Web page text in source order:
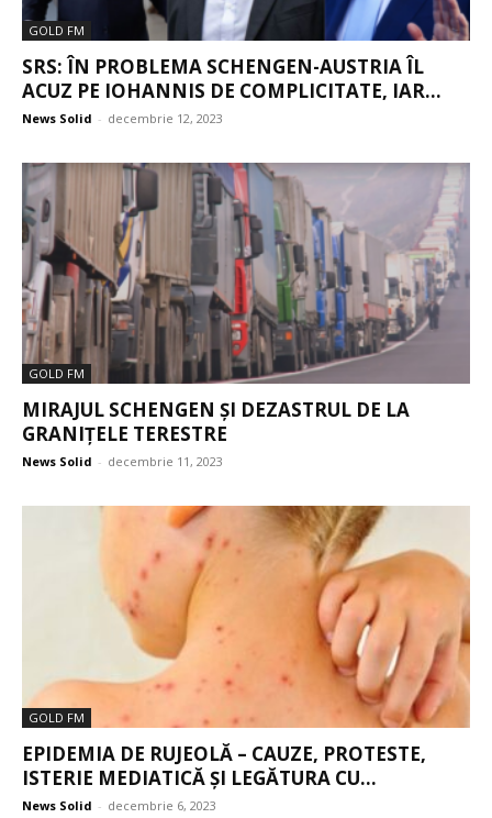
GOLD FM
SRS: ÎN PROBLEMA SCHENGEN-AUSTRIA ÎL
ACUZ PE IOHANNIS DE COMPLICITATE, IAR...
News Solid - decembrie 12, 2023
GOLD FM
MIRAJUL SCHENGEN ȘI DEZASTRUL DE LA
GRANIȚELE TERESTRE
News Solid - decembrie 11, 2023
GOLD FM
EPIDEMIA DE RUJEOLĂ – CAUZE, PROTESTE,
ISTERIE MEDIATICĂ ȘI LEGĂTURA CU...
News Solid - decembrie 6, 2023